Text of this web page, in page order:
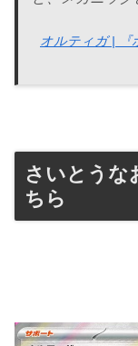
オルティガ | 『
さいとうな
ちら